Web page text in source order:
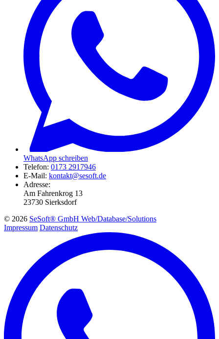
WhatsApp schreiben
Telefon: 0173 2917946
E-Mail: kontakt@sesoft.de
Adresse:
Am Fahrenkrog 13
23730 Sierksdorf
© 2026 SeSoft® GmbH Web/Database/Solutions
Impressum Datenschutz